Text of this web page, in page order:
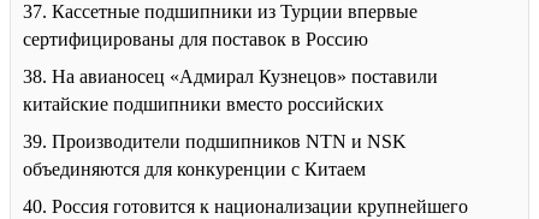
37. Кассетные подшипники из Турции впервые
сертифицированы для поставок в Россию
38. На авианосец «Адмирал Кузнецов» поставили
китайские подшипники вместо российских
39. Производители подшипников NTN и NSK
объединяются для конкуренции с Китаем
40. Россия готовится к национализации крупнейшего